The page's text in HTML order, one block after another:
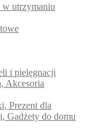
w utrzymaniu
i pielęgnacji
Akcesoria
Prezent dla
Gadżety do domu